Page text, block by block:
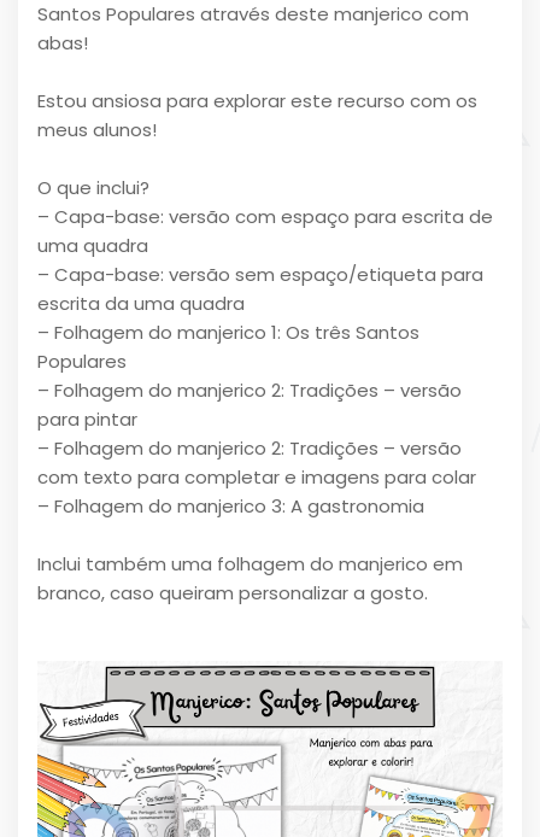
Santos Populares através deste manjerico com
abas!
Estou ansiosa para explorar este recurso com os
meus alunos!
O que inclui?
– Capa-base: versão com espaço para escrita de
uma quadra
– Capa-base: versão sem espaço/etiqueta para
escrita da uma quadra
– Folhagem do manjerico 1: Os três Santos
Populares
– Folhagem do manjerico 2: Tradições – versão
para pintar
– Folhagem do manjerico 2: Tradições – versão
com texto para completar e imagens para colar
– Folhagem do manjerico 3: A gastronomia
Inclui também uma folhagem do manjerico em
branco, caso queiram personalizar a gosto.